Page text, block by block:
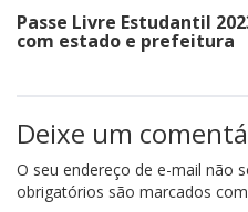
Passe Livre Estudantil
com estado e prefeitura
Deixe um
O seu endereço de e-mail não
obrigatórios são marcados com